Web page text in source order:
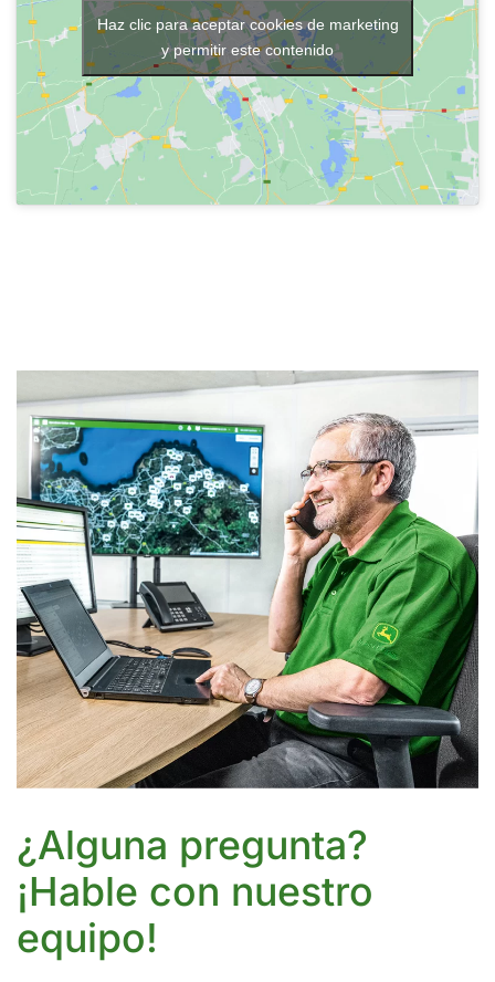
Haz clic para aceptar cookies de marketing
y permitir este contenido
¿Alguna pregunta?
¡Hable con nuestro
equipo!